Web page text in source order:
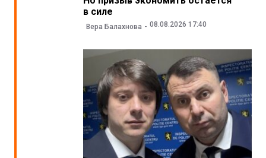
в силе
Вера Балахнова 08.08.2026 17:40